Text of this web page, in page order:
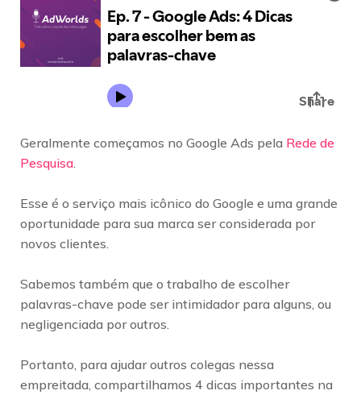
Geralmente começamos no Google Ads pela Rede de
Pesquisa.
Esse é o serviço mais icônico do Google e uma grande
oportunidade para sua marca ser considerada por
novos clientes.
Sabemos também que o trabalho de escolher
palavras-chave pode ser intimidador para alguns, ou
negligenciada por outros.
Portanto, para ajudar outros colegas nessa
empreitada, compartilhamos 4 dicas importantes na